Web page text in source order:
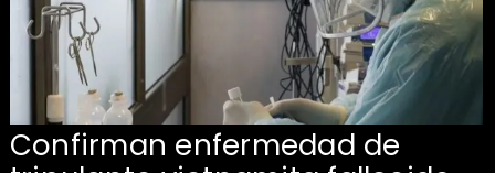
Confirman enfermedad de